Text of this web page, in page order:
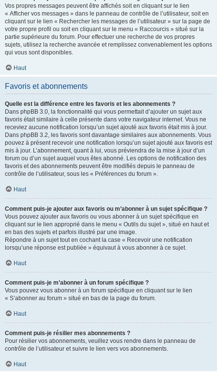
Vos propres messages peuvent être affichés soit en cliquant sur le lien
« Afficher vos messages » dans le panneau de contrôle de l’utilisateur, soit en
cliquant sur le lien « Rechercher les messages de l’utilisateur » sur la page de
votre propre profil ou soit en cliquant sur le menu « Raccourcis » situé sur la
partie supérieure du forum. Pour effectuer une recherche de vos propres
sujets, utilisez la recherche avancée et remplissez convenablement les options
qui vous sont disponibles.
Haut
Favoris et abonnements
Quelle est la différence entre les favoris et les abonnements ?
Dans phpBB 3.0, la fonctionnalité qui vous permettait d’ajouter un sujet aux
favoris était similaire à celle présente dans votre navigateur internet. Vous ne
receviez aucune notification lorsqu’un sujet ajouté aux favoris était mis à jour.
Dans phpBB 3.2, les favoris sont davantage similaires aux abonnements. Vous
pouvez à présent recevoir une notification lorsqu’un sujet ajouté aux favoris est
mis à jour. L’abonnement, quant à lui, vous préviendra de la mise à jour d’un
forum ou d’un sujet auquel vous êtes abonné. Les options de notification des
favoris et des abonnements peuvent être modifiés depuis le panneau de
contrôle de l’utilisateur, sous les « Préférences du forum ».
Haut
Comment puis-je ajouter aux favoris ou m’abonner à un sujet spécifique ?
Vous pouvez ajouter aux favoris ou vous abonner à un sujet spécifique en
cliquant sur le lien approprié dans le menu « Outils du sujet », situé en haut et
en bas des sujets et parfois illustré par une image.
Répondre à un sujet tout en cochant la case « Recevoir une notification
lorsqu’une réponse est publiée » équivaut à vous abonner à ce sujet.
Haut
Comment puis-je m’abonner à un forum spécifique ?
Vous pouvez vous abonner à un forum spécifique en cliquant sur le lien
« S’abonner au forum » situé en bas de la page du forum.
Haut
Comment puis-je résilier mes abonnements ?
Pour résilier vos abonnements, veuillez vous rendre dans le panneau de
contrôle de l’utilisateur et suivre le lien vers vos abonnements.
Haut